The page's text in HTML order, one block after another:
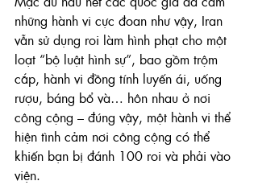
những hành vi cực đoan như vậy, Iran
vẫn sử dụng roi làm hình phạt cho một
loạt “bộ luật hình sự”, bao gồm trộm
cắp, hành vi đồng tính luyến ái, uống
rượu, báng bổ và… hôn nhau ở nơi
công cộng – đúng vậy, một hành vi thể
hiện tình cảm nơi công cộng có thể
khiến bạn bị đánh 100 roi và phải vào
viện.